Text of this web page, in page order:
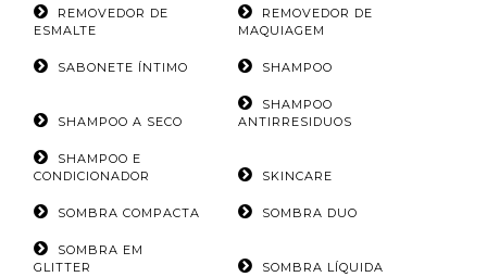
REMOVEDOR DE
ESMALTE
REMOVEDOR DE
MAQUIAGEM
SABONETE ÍNTIMO SHAMPOO
SHAMPOO A SECO
SHAMPOO
ANTIRRESIDUOS
SHAMPOO E
CONDICIONADOR
SKINCARE
SOMBRA COMPACTA SOMBRA DUO
SOMBRA EM
GLITTER
SOMBRA LÍQUIDA